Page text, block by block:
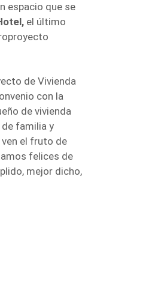
espacio que se
el último
de Vivienda
con la
de vivienda
familia y
el fruto de
felices de
mejor dicho,